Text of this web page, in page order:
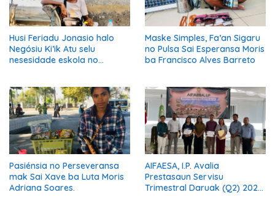
Husi Feriadu Jonasio halo
Negósiu Ki’ik Atu selu
nesesidade eskola no
Maske Simples, Fa’an Sigaru
no Pulsa Sai Esperansa Moris
ba Francisco Alves Barreto
Pasiénsia no Perseveransa
mak Sai Xave ba Luta Moris
Adriana Soares.
AIFAESA, I.P. Avalia
Prestasaun Servisu
Trimestral Daruak (Q2) 2026